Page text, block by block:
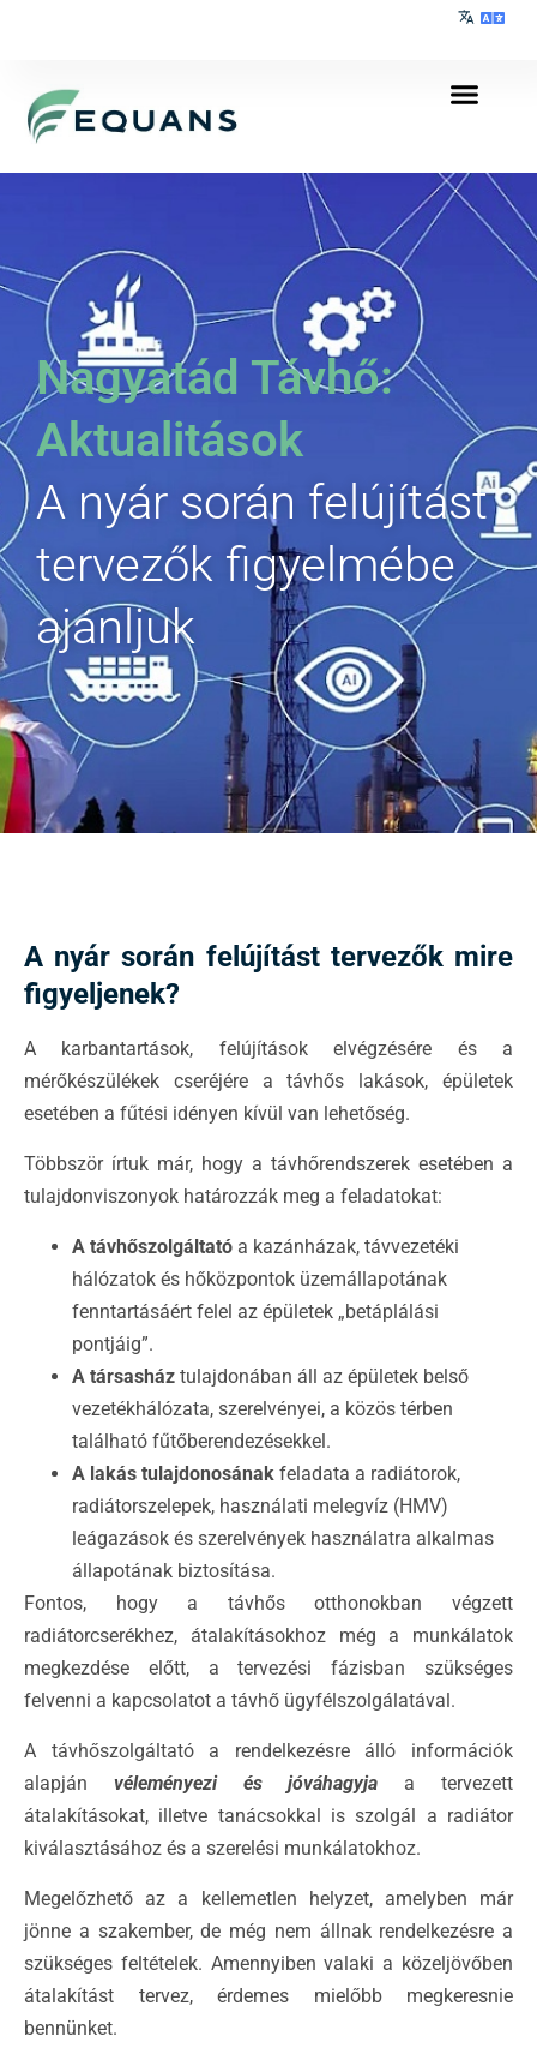
Nagyatád Távhő:
Aktualitások
A nyár során felújítást
tervezők figyelmébe
ajánljuk
A nyár során felújítást tervezők mire
figyeljenek?
A karbantartások, felújítások elvégzésére és a
mérőkészülékek cseréjére a távhős lakások, épületek
esetében a fűtési idényen kívül van lehetőség.
Többször írtuk már, hogy a távhőrendszerek esetében a
tulajdonviszonyok határozzák meg a feladatokat:
A távhőszolgáltató a kazánházak, távvezetéki
hálózatok és hőközpontok üzemállapotának
fenntartásáért felel az épületek „betáplálási
pontjáig”.
A társasház tulajdonában áll az épületek belső
vezetékhálózata, szerelvényei, a közös térben
található fűtőberendezésekkel.
A lakás tulajdonosának feladata a radiátorok,
radiátorszelepek, használati melegvíz (HMV)
leágazások és szerelvények használatra alkalmas
állapotának biztosítása.
Fontos, hogy a távhős otthonokban végzett
radiátorcserékhez, átalakításokhoz még a munkálatok
megkezdése előtt, a tervezési fázisban szükséges
felvenni a kapcsolatot a távhő ügyfélszolgálatával.
A távhőszolgáltató a rendelkezésre álló információk
alapján véleményezi és jóváhagyja a tervezett
átalakításokat, illetve tanácsokkal is szolgál a radiátor
kiválasztásához és a szerelési munkálatokhoz.
Megelőzhető az a kellemetlen helyzet, amelyben már
jönne a szakember, de még nem állnak rendelkezésre a
szükséges feltételek. Amennyiben valaki a közeljövőben
átalakítást tervez, érdemes mielőbb megkeresnie
bennünket.